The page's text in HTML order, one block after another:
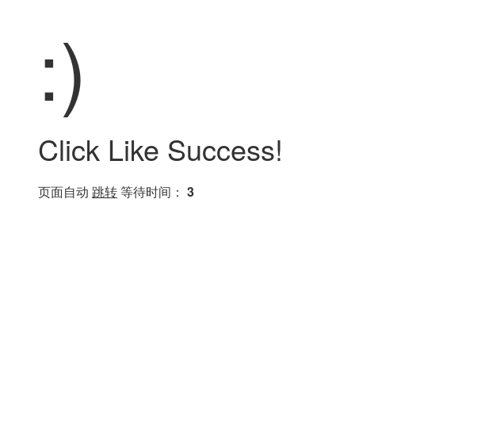
:)
Click Like Success!
页面自动 跳转等待时间： 3